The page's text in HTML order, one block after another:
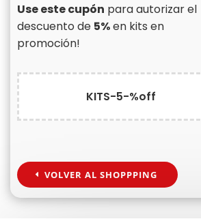
Use este cupón para autorizar el
descuento de 5%en kits en
promoción!
KITS-5-%off
VOLVER AL SHOPPPING